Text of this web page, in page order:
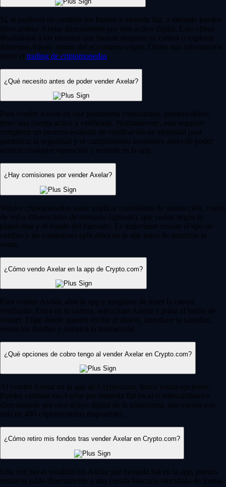
Sí, si prefieres no cambiar tus fondos a moneda fiat, a menudo puedes
intercambiar Axelar directamente por otro activo digital. Esto ofrece
flexibilidad a los usuarios que buscan reajustar su cartera o explorar
diferentes tokens dentro del ecosistema cripto. Obtén más información
sobre el trading de criptomonedas
¿Qué necesito antes de poder vender Axelar?
Para vender Axelar en una plataforma centralizada, primero debes
tener una cuenta activa y verificada. Normalmente, esto requiere
completar un proceso estándar de verificación de identidad para
garantizar la seguridad y el cumplimiento normativo antes de poder
realizar cualquier operación o retirada en la app.
¿Hay comisiones por vender Axelar?
Vender criptomonedas suele implicar comisiones de transacción, costes
de red o diferenciales de mercado (spreads), que varían según la
plataforma y el estado del mercado. Es importante revisar el tipo de
cambio y las comisiones aplicables en la app antes de autorizar la
venta.
¿Cómo vendo Axelar en la app de Crypto.com?
Para vender Axelar, abre la app y asegúrate de tener la cuenta
verificada. Entra en tu cartera, selecciona Axelar y pulsa el botón de
vender. Elige dónde quieres recibir el dinero, introduce la cantidad,
revisa los detalles y autoriza la transacción.
¿Qué opciones de cobro tengo al vender Axelar en Crypto.com?
Al vender Axelar en la app de Crypto.com, tienes varias opciones.
Puedes cambiar tus Axelar por moneda fiat local o intercambiarlos
directamente por otro activo digital de la plataforma, que cuenta con
más de 400 criptomonedas disponibles.
¿Cómo retiro mis fondos tras vender Axelar en Crypto.com?
Una vez hayas vendido tus Axelar por moneda fiat en la app, puedes
retirar tu saldo directamente a una cuenta bancaria vinculada de forma